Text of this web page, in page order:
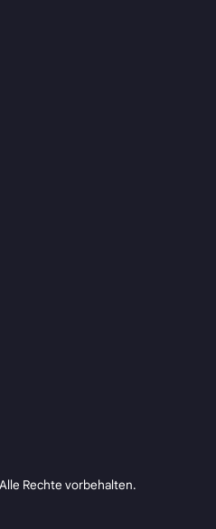
Rechte vorbehalten.